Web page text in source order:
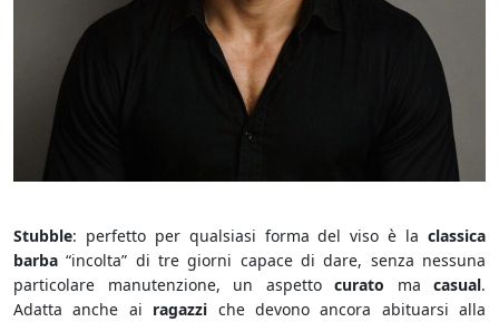
Stubble: perfetto per qualsiasi forma del viso è la classica
barba “incolta” di tre giorni capace di dare, senza nessuna
particolare manutenzione, un aspetto curato ma casual.
Adatta anche ai ragazzi che devono ancora abituarsi alla